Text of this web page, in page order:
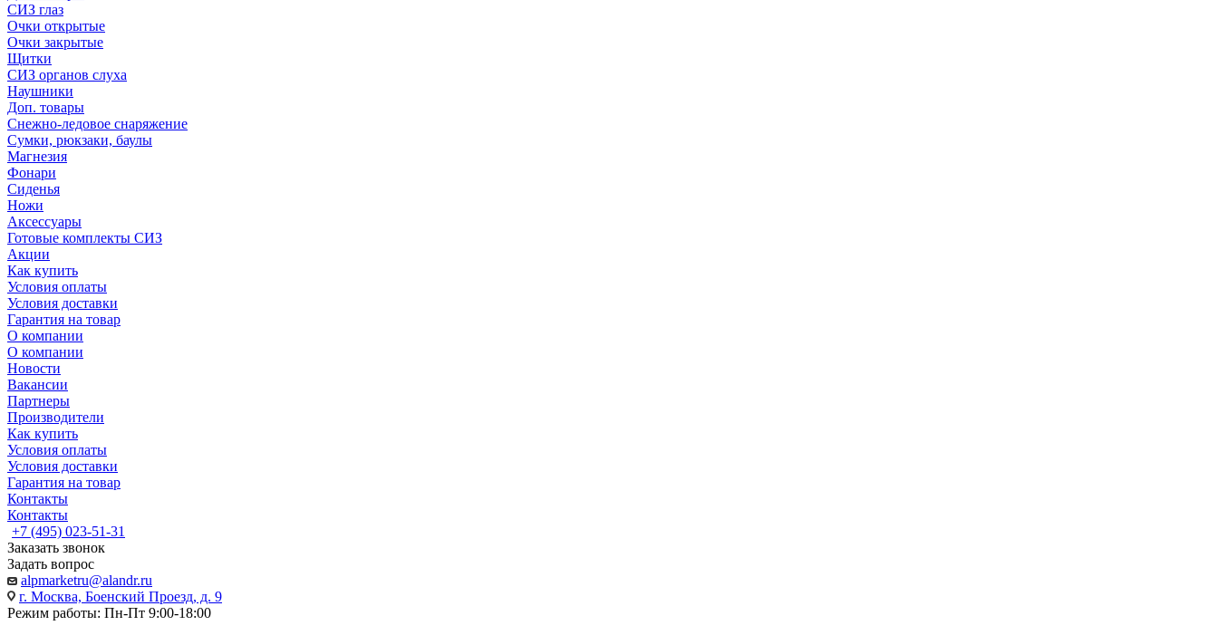
СИЗ глаз
Очки открытые
Очки закрытые
Щитки
СИЗ органов слуха
Наушники
Доп. товары
Снежно-ледовое снаряжение
Сумки, рюкзаки, баулы
Магнезия
Фонари
Сиденья
Ножи
Аксессуары
Готовые комплекты СИЗ
Акции
Как купить
Условия оплаты
Условия доставки
Гарантия на товар
О компании
О компании
Новости
Вакансии
Партнеры
Производители
Как купить
Условия оплаты
Условия доставки
Гарантия на товар
Контакты
Контакты
+7 (495) 023-51-31
Заказать звонок
Задать вопрос
alpmarketru@alandr.ru
г. Москва, Боенский Проезд, д. 9
Режим работы: Пн-Пт 9:00-18:00